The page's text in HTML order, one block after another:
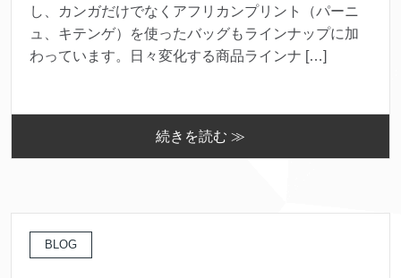
し、カンガだけでなくアフリカンプリント（パーニ
ュ、キテンゲ）を使ったバッグもラインナップに加
わっています。日々変化する商品ラインナ […]
続きを読む ≫
BLOG